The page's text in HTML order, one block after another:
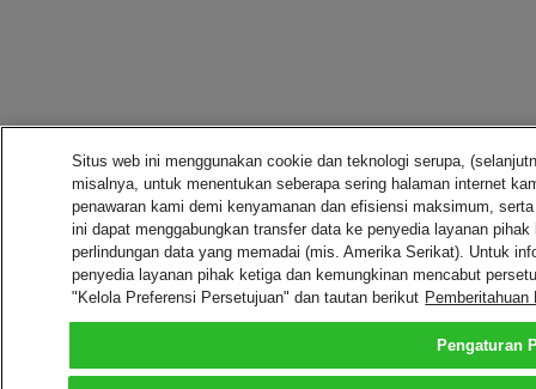
Situs web ini menggunakan cookie dan teknologi serupa,
misalnya, untuk menentukan seberapa sering halaman internet
penawaran kami demi kenyamanan dan efisiensi maksimum,
ini dapat menggabungkan transfer data ke penyedia layanan
perlindungan data yang memadai (mis. Amerika Serikat). Untuk
penyedia layanan pihak ketiga dan kemungkinan mencabut
"Kelola Preferensi Persetujuan" dan tautan berikut Pemberitahuan
Pengaturan